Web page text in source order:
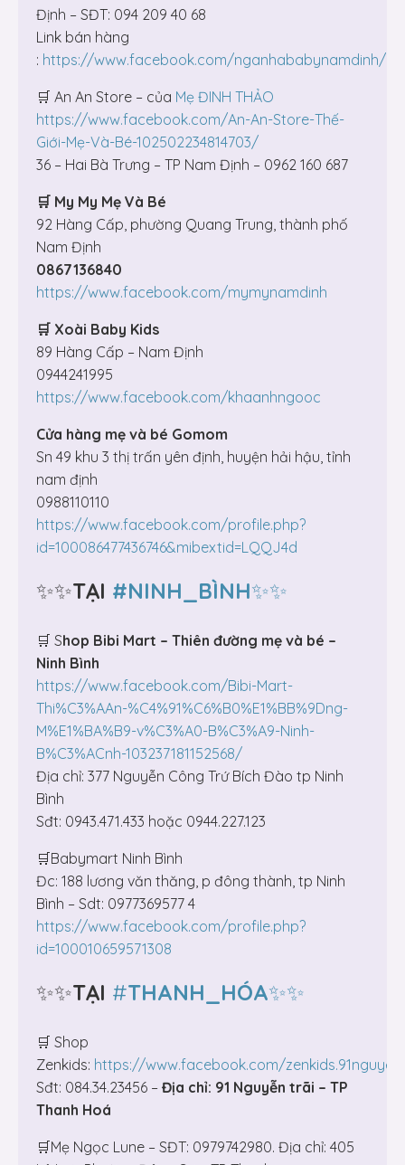
Định – SĐT: 094 209 40 68
Link bán hàng
: https://www.facebook.com/nganhababynamdinh/
🛒 An An Store – của Mẹ ĐINH THẢO
https://www.facebook.com/An-An-Store-Thế-
Giới-Mẹ-Và-Bé-102502234814703/
36 – Hai Bà Trưng – TP Nam Định – 0962 160 687
🛒 My My Mẹ Và Bé
92 Hàng Cấp, phường Quang Trung, thành phố
Nam Định
0867136840
https://www.facebook.com/mymynamdinh
🛒 Xoài Baby Kids
89 Hàng Cấp – Nam Định
0944241995
https://www.facebook.com/khaanhngooc
Cửa hàng mẹ và bé Gomom
Sn 49 khu 3 thị trấn yên định, huyện hải hậu, tỉnh
nam định
0988110110
https://www.facebook.com/profile.php?
id=100086477436746&mibextid=LQQJ4d
✨✨TẠI #NINH_BÌNH✨✨
🛒 Shop Bibi Mart – Thiên đường mẹ và bé –
Ninh Bình
https://www.facebook.com/Bibi-Mart-
Thi%C3%AAn-%C4%91%C6%B0%E1%BB%9Dng-
M%E1%BA%B9-v%C3%A0-B%C3%A9-Ninh-
B%C3%ACnh-103237181152568/
Địa chỉ: 377 Nguyễn Công Trứ Bích Đào tp Ninh
Bình
Sđt: 0943.471.433 hoặc 0944.227.123
🛒Babymart Ninh Bình
Đc: 188 lương văn thăng, p đông thành, tp Ninh
Bình – Sdt: 0977369577 4
https://www.facebook.com/profile.php?
id=100010659571308
✨✨TẠI #THANH_HÓA✨✨
🛒 Shop
Zenkids: https://www.facebook.com/
Sđt: 084.34.23456 – Địa chỉ: 91 Nguyễn trãi – TP
Thanh Hoá
🛒Mẹ Ngọc Lune – SĐT: 0979742980. Địa chỉ: 405